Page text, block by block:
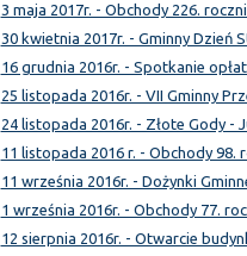
3 maja 2017r. - Obchody 226.
30 kwietnia 2017r. - Gminny Dzień
16 grudnia 2016r. - Spotkanie
25 listopada 2016r. - VII Gminny
24 listopada 2016r. - Złote Gody -
11 listopada 2016 r. - Obchody 98.
11 września 2016r. - Dożynki
1 września 2016r. - Obchody 77.
12 sierpnia 2016r. - Otwarcie